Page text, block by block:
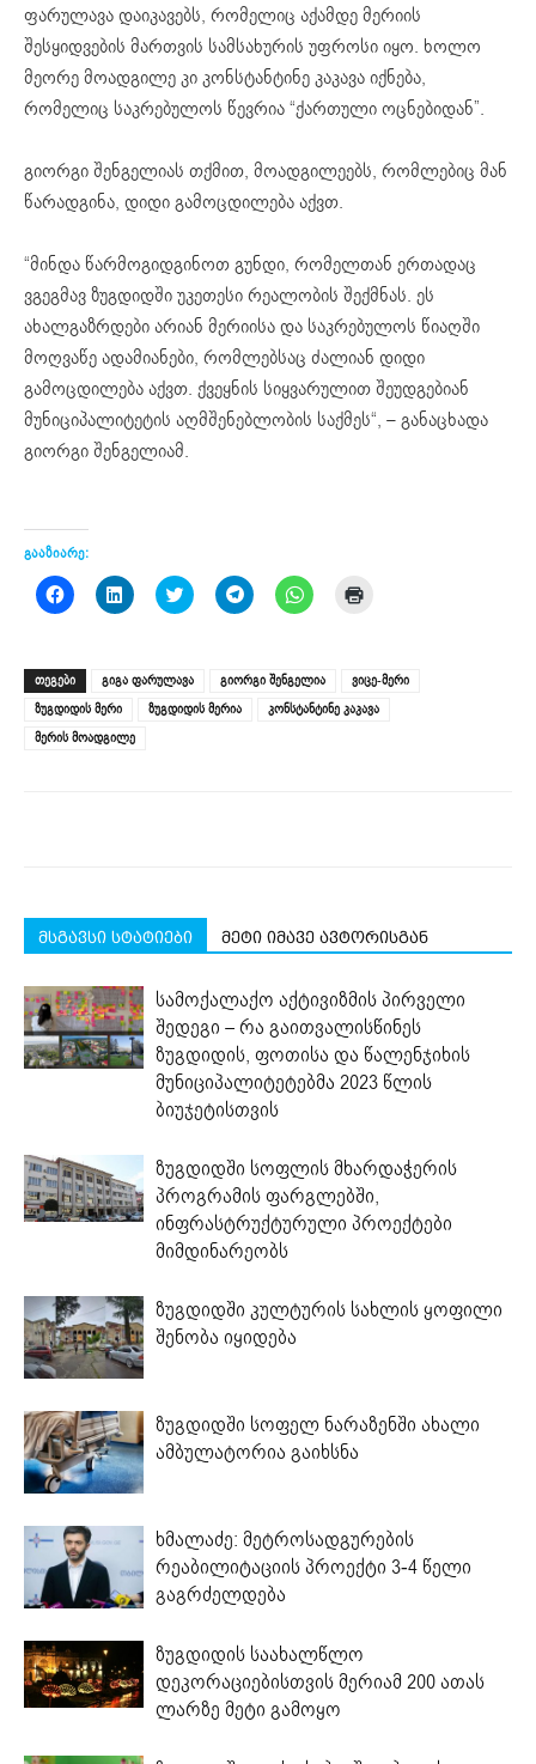
ფარულავა დაიკავებს, რომელიც აქამდე მერიის
შესყიდვების მართვის სამსახურის უფროსი იყო. ხოლო
მეორე მოადგილე კი კონსტანტინე კაკავა იქნება,
რომელიც საკრებულოს წევრია “ქართული ოცნებიდან”.
გიორგი შენგელიას თქმით, მოადგილეებს, რომლებიც მან
წარადგინა, დიდი გამოცდილება აქვთ.
“მინდა წარმოგიდგინოთ გუნდი, რომელთან ერთადაც
ვგეგმავ ზუგდიდში უკეთესი რეალობის შექმნას. ეს
ახალგაზრდები არიან მერიისა და საკრებულოს წიაღში
მოღვაწე ადამიანები, რომლებსაც ძალიან დიდი
გამოცდილება აქვთ. ქვეყნის სიყვარულით შეუდგებიან
მუნიციპალიტეტის აღმშენებლობის საქმეს“, – განაცხადა
გიორგი შენგელიამ.
გააზიარე:
Click
to
(Opens
in
new
window)
Click
to
(Opens
in
new
window)
Click
to
in
new
window)
Click
to
(Opens
in
new
window)
Click
to
in
new
window)
new
window)
ᲗᲔᲒᲔᲑᲘ გიგა ფარულავა გიორგი შენგელია
ვიცე-მერი
ზუგდიდის მერი
ზუგდიდის მერია
კონსტანტინე კაკავა
მერის მოადგილე
მსგავსი სტატიები მეტი იმავე ავტორისგან
სამოქალაქო აქტივიზმის პირველი
შედეგი – რა გაითვალისწინეს
ზუგდიდის, ფოთისა და წალენჯიხის
მუნიციპალიტეტებმა 2023 წლის
ბიუჯეტისთვის
ზუგდიდში სოფლის მხარდაჭერის
პროგრამის ფარგლებში,
ინფრასტრუქტურული პროექტები
მიმდინარეობს
ზუგდიდში კულტურის სახლის ყოფილი
შენობა იყიდება
ზუგდიდში სოფელ ნარაზენში ახალი
ამბულატორია გაიხსნა
ხმალაძე: მეტროსადგურების
რეაბილიტაციის პროექტი 3-4 წელი
გაგრძელდება
ზუგდიდის საახალწლო
დეკორაციებისთვის მერიამ 200 ათას
ლარზე მეტი გამოყო